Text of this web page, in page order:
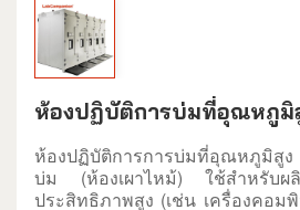
ห้องปฏิบัติการบ่มที่อุณหภูมิ
ห้องปฏิบัติการการบ่มที่อุณหภูมิสูง
บ่ม (ห้องเผาไหม้) ใช้สำหรับผ
ประสิทธิภาพสูง (เช่น เครื่องคอม